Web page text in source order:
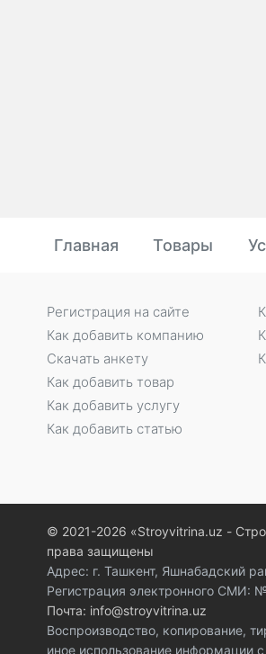
Главная Товары
Регистрация на сайте
Как добавить компанию
Скачать анкету
Как добавить товар
Как добавить услугу
Как добавить статью
© 2021-2026 «Stroyvitrina.uz -
права защищены
Адрес: г. Ташкент, Яшнабадский
Регистрация электронного СМИ:
Почта: info@stroyvitrina.uz
Воспроизводство, копирование,
иное использование информации